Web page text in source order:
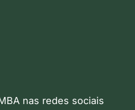
nas redes sociais